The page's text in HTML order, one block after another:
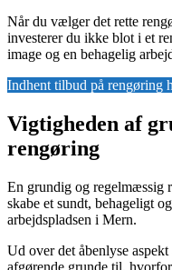
Når du vælger det rette
investerer du ikke blot i et
image og en behagelig
Indhent tilbud på rengøring
Vigtigheden af
rengøring
En grundig og regelmæssig
skabe et sundt, behageligt
arbejdspladsen i Mern.
Ud over det åbenlyse